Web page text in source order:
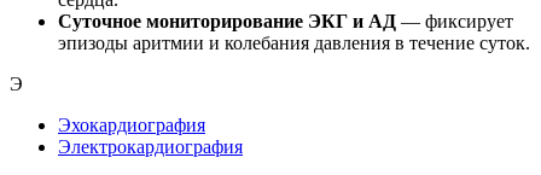
Суточное мониторирование ЭКГ и АД — фиксирует
эпизоды аритмии и колебания давления в течение суток.
Э
Эхокардиография
Электрокардиография